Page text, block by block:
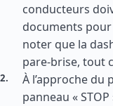
conducteurs
documents
noter que la
pare-brise, tout
À l’approche du
panneau «